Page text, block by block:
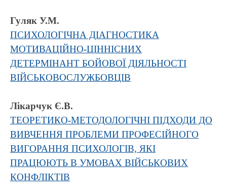
Гуляк У.М.
ПСИХОЛОГІЧНА ДІАГНОСТИКА
МОТИВАЦІЙНО-ЦІННІСНИХ
ДЕТЕРМІНАНТ БОЙОВОЇ ДІЯЛЬНОСТІ
ВІЙСЬКОВОСЛУЖБОВЦІВ
Лікарчук Є.В.
ТЕОРЕТИКО-МЕТОДОЛОГІЧНІ ПІДХОДИ ДО
ВИВЧЕННЯ ПРОБЛЕМИ ПРОФЕСІЙНОГО
ВИГОРАННЯ ПСИХОЛОГІВ, ЯКІ
ПРАЦЮЮТЬ В УМОВАХ ВІЙСЬКОВИХ
КОНФЛІКТІВ